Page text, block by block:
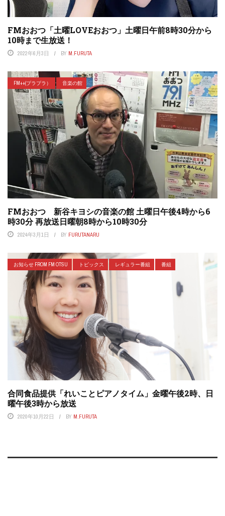
FMおおつ「土曜LOVEおおつ」土曜日午前8時30分から
10時まで生放送！
2022年6月3日 BY M.FURUTA
FM++(プラプラ） 音楽の館
FMおおつ 新谷キヨシの音楽の館 土曜日午後4時から6
時30分 再放送日曜朝8時から10時30分
2024年3月1日 BY FURUTANARU
お知らせ FROM FM OTSU トピックス レギュラー番組 番組
合同食品提供「れいことピアノタイム」金曜午後2時、日
曜午後3時から放送
2020年10月22日 BY M.FURUTA